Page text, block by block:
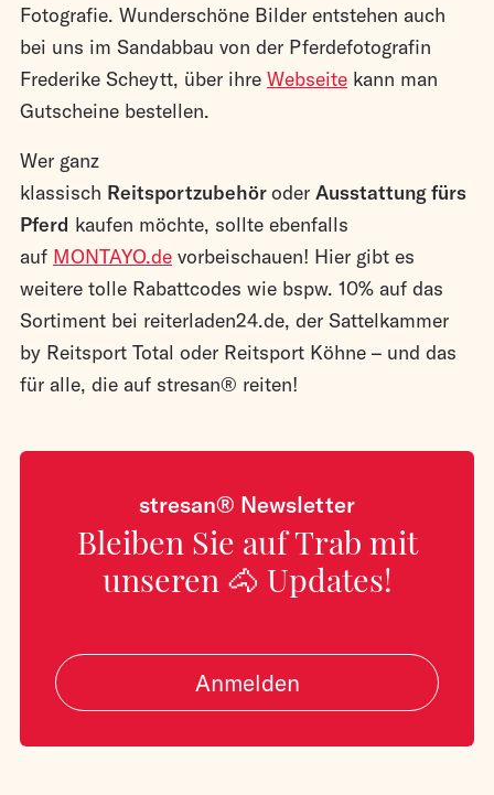
Fotografie. Wunderschöne Bilder entstehen auch
bei uns im Sandabbau von der Pferdefotografin
Frederike Scheytt, über ihre Webseite kann man
Gutscheine bestellen.
Wer ganz
klassisch Reitsportzubehöroder Ausstattung fürs
Pferd kaufen möchte, sollte ebenfalls
auf MONTAYO.de vorbeischauen! Hier gibt es
weitere tolle Rabattcodes wie bspw. 10% auf das
Sortiment bei reiterladen24.de, der Sattelkammer
by Reitsport Total oder Reitsport Köhne – und das
für alle, die auf stresan® reiten!
stresan® Newsletter
Bleiben Sie auf Trab mit
unseren 🐴 Updates!
Anmelden